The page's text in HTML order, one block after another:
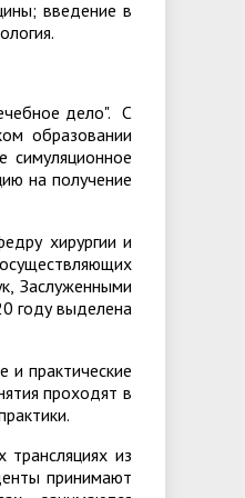
введение в
дело". С
образовании
симуляционное
на получение
хирургии и
Заслуженными
году выделена
и практические
проходят в
трансляциях из
принимают